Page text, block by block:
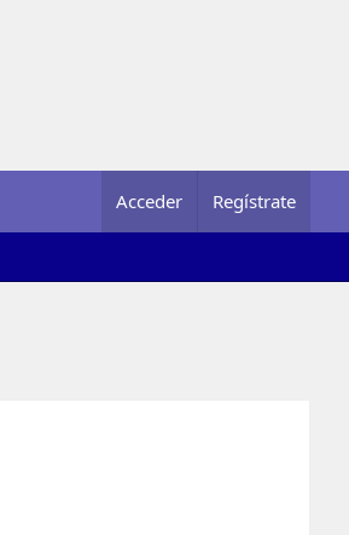
Acceder Regístrate